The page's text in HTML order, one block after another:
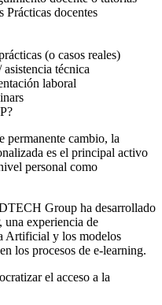
Prácticas docentes
(o casos reales)
técnica
laboral
permanente cambio, la
es el principal activo
personal como
Group ha desarrollado
experiencia de
Artificial y los modelos
los procesos de e-learning.
el acceso a la